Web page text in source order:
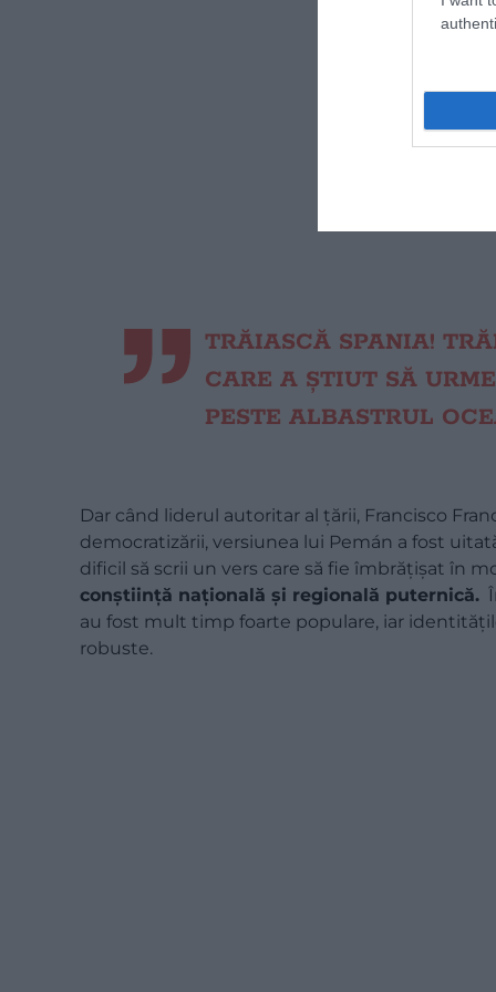
TRĂIASCĂ SPANIA!
CARE A ȘTIUT SĂ
PESTE ALBASTRUL
Dar când liderul autoritar al țării, Francisco
democratizării, versiunea lui Pemán a fost
dificil să scrii un vers care să fie îmbrățișat în
conștiință națională și regională puternică.
au fost mult timp foarte populare, iar
robuste.